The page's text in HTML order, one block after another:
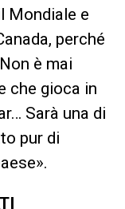
Mondiale e
perché
è mai
che gioca in
Sarà una di
pur di